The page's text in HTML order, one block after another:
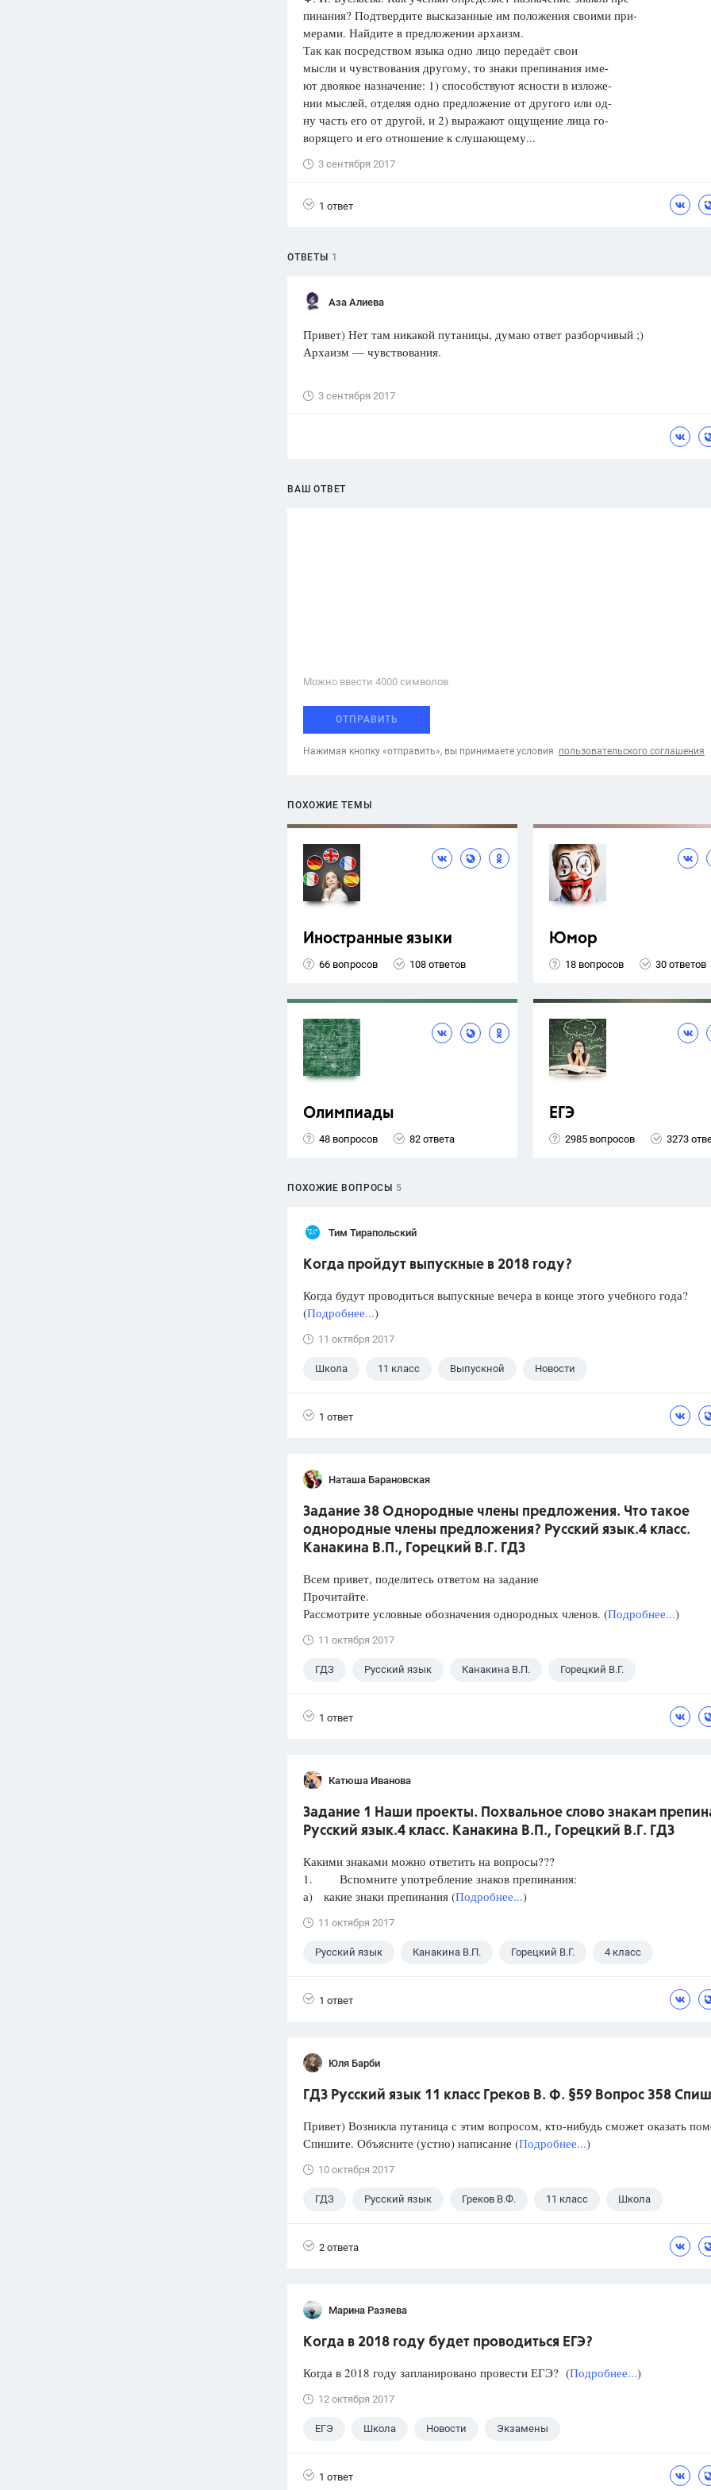
ответа
Олимпиады
ответа
ответ
ГИА
Цветков Л. А.
Психология
Отношения,Любовь,
ПОКАЗАТЬ ВСЕ
пинания? Подтвердите высказанные им положения своими при-
мерами. Найдите в предложении архаизм.
Так как посредством языка одно лицо передаёт свои
мысли и чувствования другому, то знаки препинания име-
ют двоякое назначение: 1) способствуют ясности в изложе-
нии мыслей, отделяя одно предложение от другого или од-
ну часть его от другой, и 2) выражают ощущение лица го-
ворящего и его отношение к слушающему...
3 сентября 2017
1 ответ
ОТВЕТЫ 1
Аза Алиева
Привет) Нет там никакой путаницы, думаю ответ разборчивый ;)
Архаизм — чувствования.
3 сентября 2017
ВАШ ОТВЕТ
Можно ввести 4000 cимволов
ОТПРАВИТЬ
Нажимая кнопку «отправить», вы принимаете условия пользовательского соглашения
ПОХОЖИЕ ТЕМЫ
Иностранные языки
66 вопросов 108 ответов
Юмор
18 вопросов 30 ответов
Олимпиады
48 вопросов 82 ответа
ЕГЭ
2985 вопросов 3273
ПОХОЖИЕ ВОПРОСЫ 5
Тим Тирапольский
Когда пройдут выпускные в 2018 году?
Когда будут проводиться выпускные вечера в конце этого учебного года?
(Подробнее...)
11 октября 2017
Школа 11 класс Выпускной Новости
1 ответ
Наташа Барановская
Задание 38 Однородные члены предложения. Что такое
однородные члены предложения? Русский язык.4 класс.
Канакина В.П., Горецкий В.Г. ГДЗ
Всем привет, поделитесь ответом на задание
Прочитайте.
Рассмотрите условные обозначения однородных членов. (Подробнее...)
11 октября 2017
ГДЗ Русский язык Канакина В.П. Горецкий В.Г.
1 ответ
Катюша Иванова
Задание 1 Наши проекты. Похвальное слово знакам
Русский язык.4 класс. Канакина В.П., Горецкий В.Г. ГДЗ
Какими знаками можно ответить на вопросы???
1. Вспомните употребление знаков препинания:
а) какие знаки препинания (Подробнее...)
11 октября 2017
Русский язык Канакина В.П. Горецкий В.Г. 4 класс
1 ответ
Юля Барби
ГДЗ Русский язык 11 класс Греков В. Ф. §59 Вопрос 358
Привет) Возникла путаница с этим вопросом, кто-нибудь сможет оказать
Спишите. Объясните (устно) написание (Подробнее...)
10 октября 2017
ГДЗ Русский язык Греков В.Ф. 11 класс Школа
2 ответа
Марина Разяева
Когда в 2018 году будет проводиться ЕГЭ?
Когда в 2018 году запланировано провести ЕГЭ? (Подробнее...)
12 октября 2017
ЕГЭ Школа Новости Экзамены
1 ответ